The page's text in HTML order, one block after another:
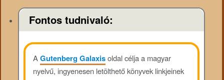
Fontos tudnivaló:
AGutenberg Galaxisoldal célja a magyar
nyelvű, ingyenesen letölthető könyvek linkjeinek